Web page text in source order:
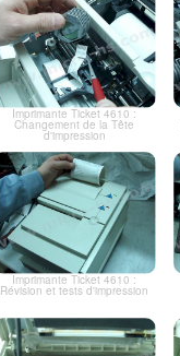
Imprimante Ticket 4610 :
Changement de la Tête
d'impression
Imprimante Ticket 4610 :
Révision et tests d'impression